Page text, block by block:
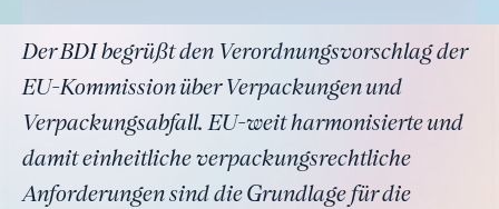
Der BDI begrüßt den Verordnungsvorschlag der
EU-Kommission über Verpackungen und
Verpackungsabfall. EU-weit harmonisierte und
damit einheitliche verpackungsrechtliche
Anforderungen sind die Grundlage für die